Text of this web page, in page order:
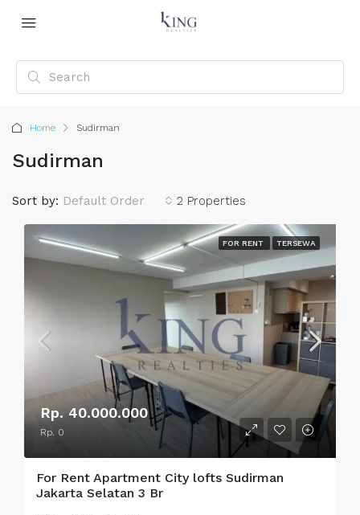
Home Sudirman
Sudirman
2 Properties
Sort by: Default Order
FOR RENT TERSEWA
Rp. 40.000.000
Rp. 0
For Rent Apartment City lofts Sudirman
Jakarta Selatan 3 Br